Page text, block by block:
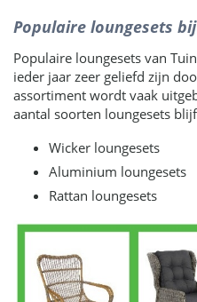
Populaire loungesets
Populaire loungesets van
ieder jaar zeer geliefd zijn
assortiment wordt vaak
aantal soorten loungesets
Wicker loungesets
Aluminium loungesets
Rattan loungesets